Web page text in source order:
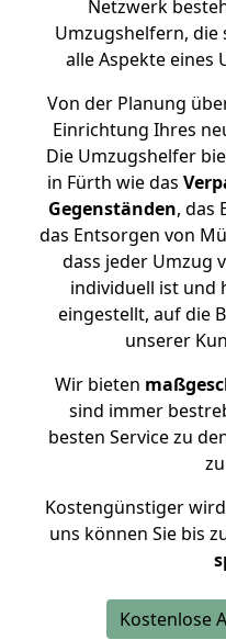
Netzwerk
Umzugshelfern, die
alle Aspekte eines
Von der Planung
Einrichtung Ihres
Die Umzugshelfer
in Fürth wie das
Gegenständen, das
das Entsorgen von
dass jeder Umzug
individuell ist und
eingestellt, auf die
unserer
Wir bieten
sind immer
besten Service zu
Kostengünstiger
uns können Sie bis
Kostenlose